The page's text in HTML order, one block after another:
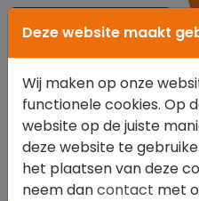
Deze website maakt
Wij maken op onze
functionele cookies. Op
website op de juiste
deze website te
het plaatsen van deze
neem dancontact met